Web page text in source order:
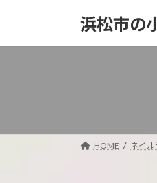
浜松市の
HOME ネイ